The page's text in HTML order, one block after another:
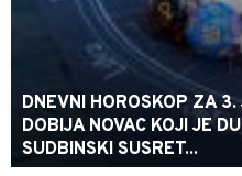
DNEVNI HOROSKOP ZA
DOBIJA NOVAC KOJI JE
SUDBINSKI SUSRET...